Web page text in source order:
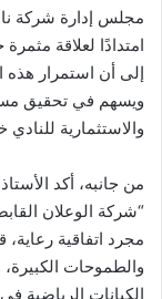
مجلس إدارة شركة
امتدادًا لعلاقة
إلى أن استمرار هذه
ويسهم في تحقيق
والاستثمارية للنادي
من جانبه، أكد
“شركة الوعلان
مجرد اتفاقية رعاية،
والطموحات
الكيانات الرياضية